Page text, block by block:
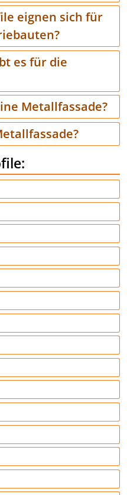
eignen sich für
es für die
Metallfassade?